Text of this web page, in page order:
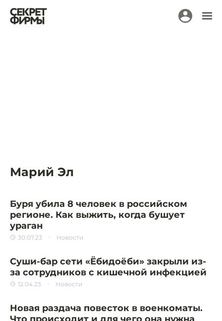
Марий Эл
Буря убила 8 человек в российском
регионе. Как выжить, когда бушует
ураган
30.07.23 Новости
Суши-бар сети «Ёбидоёби» закрыли из-
за сотрудников с кишечной инфекцией
12.04.23 Новости
Новая раздача повесток в военкоматы.